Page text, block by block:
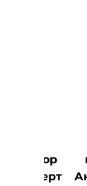
Доктор
експерт